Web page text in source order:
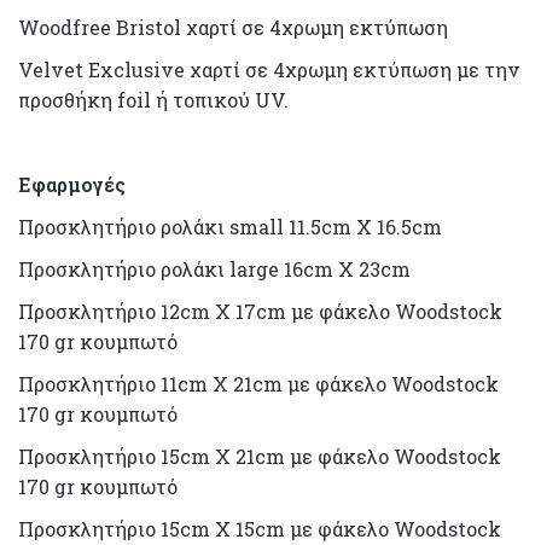
Woodfree Bristol χαρτί σε 4χρωμη εκτύπωση
Velvet Exclusive χαρτί σε 4χρωμη εκτύπωση με την
προσθήκη foil ή τοπικού UV.
Εφαρμογές
Προσκλητήριο ρολάκι small 11.5cm X 16.5cm
Προσκλητήριο ρολάκι large 16cm X 23cm
Προσκλητήριο 12cm X 17cm με φάκελο Woodstock
170 gr κουμπωτό
Προσκλητήριο 11cm X 21cm με φάκελο Woodstock
170 gr κουμπωτό
Προσκλητήριο 15cm X 21cm με φάκελο Woodstock
170 gr κουμπωτό
Προσκλητήριο 15cm X 15cm με φάκελο Woodstock